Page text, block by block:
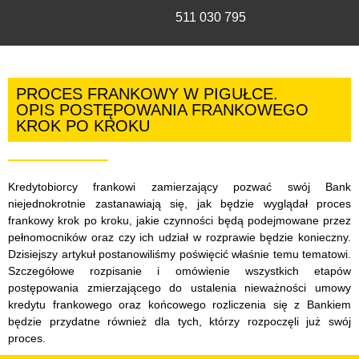
511 030 795
PROCES FRANKOWY W PIGUŁCE.
OPIS POSTĘPOWANIA FRANKOWEGO
KROK PO KROKU
Kredytobiorcy frankowi zamierzający pozwać swój Bank
niejednokrotnie zastanawiają się, jak będzie wyglądał proces
frankowy krok po kroku, jakie czynności będą podejmowane przez
pełnomocników oraz czy ich udział w rozprawie będzie konieczny.
Dzisiejszy artykuł postanowiliśmy poświęcić właśnie temu tematowi.
Szczegółowe rozpisanie i omówienie wszystkich etapów
postępowania zmierzającego do ustalenia nieważności umowy
kredytu frankowego oraz końcowego rozliczenia się z Bankiem
będzie przydatne również dla tych, którzy rozpoczęli już swój
proces.